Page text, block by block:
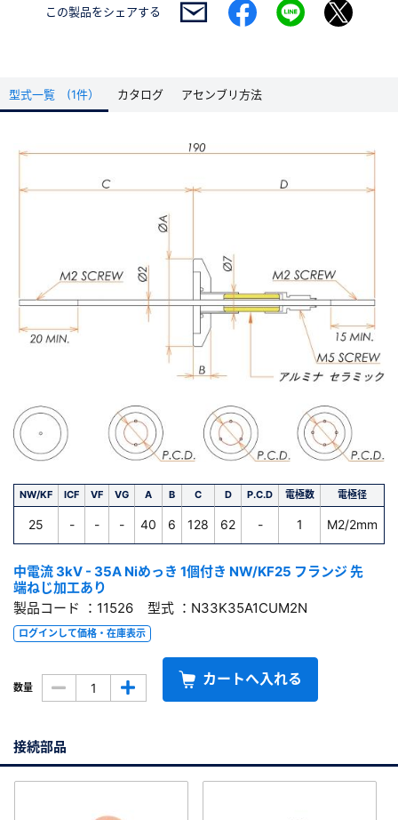
この製品をシェアする
型式一覧 (1件） カタログ アセンブリ方法
NW/KF ICF VF VG A B C D P.C.D 電極数 電極径
25 - - - 40 6 128 62 - 1 M2/2mm
中電流 3kV - 35A Niめっき 1個付き NW/KF25 フランジ 先
端ねじ加工あり
製品コード ：11526 型式 ：N33K35A1CUM2N
ログインして価格・在庫表示
数量 カートへ入れる
接続部品